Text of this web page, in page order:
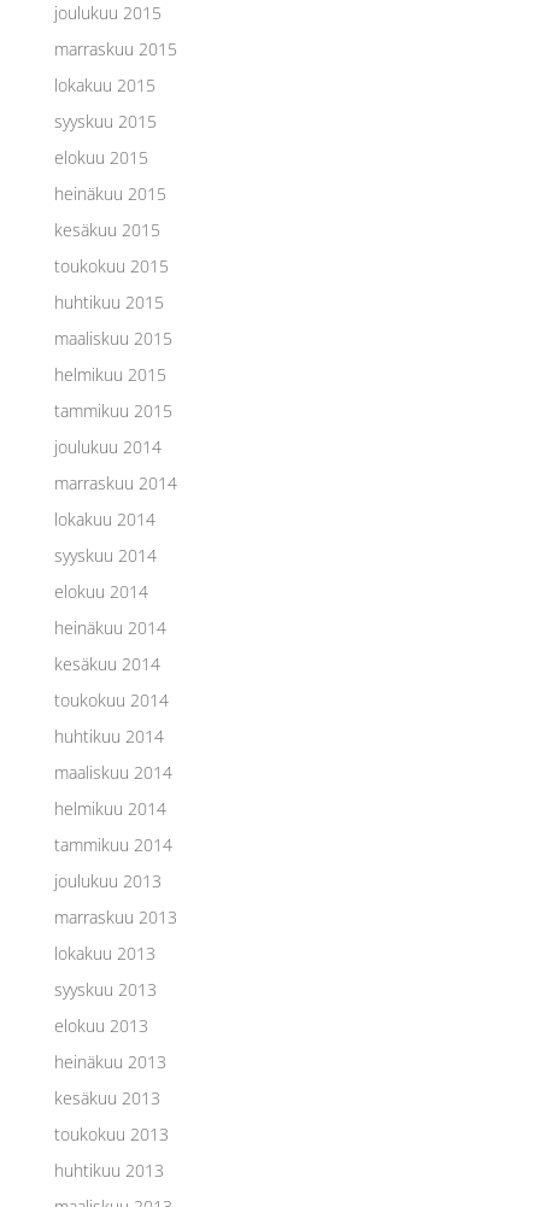
joulukuu 2015
marraskuu 2015
lokakuu 2015
syyskuu 2015
elokuu 2015
heinäkuu 2015
kesäkuu 2015
toukokuu 2015
huhtikuu 2015
maaliskuu 2015
helmikuu 2015
tammikuu 2015
joulukuu 2014
marraskuu 2014
lokakuu 2014
syyskuu 2014
elokuu 2014
heinäkuu 2014
kesäkuu 2014
toukokuu 2014
huhtikuu 2014
maaliskuu 2014
helmikuu 2014
tammikuu 2014
joulukuu 2013
marraskuu 2013
lokakuu 2013
syyskuu 2013
elokuu 2013
heinäkuu 2013
kesäkuu 2013
toukokuu 2013
huhtikuu 2013